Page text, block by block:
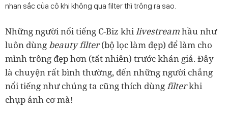
nhan sắc của cô khi không qua filter thì trông ra sao.
Những người nổi tiếng C-Biz khilivestreamhầu như
luôn dùngbeauty filter(bộ lọc làm đẹp) để làm cho
mình trông đẹp hơn (tất nhiên) trước khán giả. Đây
là chuyện rất bình thường, đến những người chẳng
nổi tiếng như chúng ta cũng thích dùngfilterkhi
chụp ảnh cơ mà!